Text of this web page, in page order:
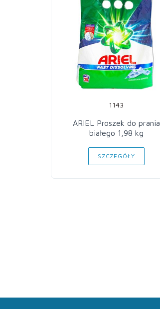
1143
ARIEL Proszek do prania
białego 1,98 kg
SZCZEGÓŁY